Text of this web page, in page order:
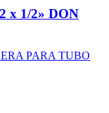
x 1/2» DON
PARA TUBO